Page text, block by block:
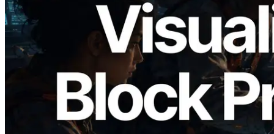
Validators Solutions, Solana 블록 애널라
이저 공개 — slot 단위 블록 생성 시간과
담당 검증자 시각화